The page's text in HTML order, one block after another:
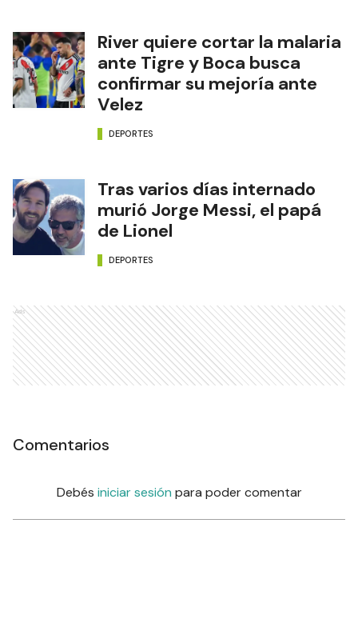
River quiere cortar la malaria
ante Tigre y Boca busca
confirmar su mejoría ante
Velez
DEPORTES
Tras varios días internado
murió Jorge Messi, el papá
de Lionel
DEPORTES
Ads
Comentarios
Debés iniciar sesión para poder comentar